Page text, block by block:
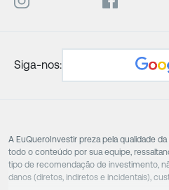
Siga-nos:
A EuQueroInvestir preza pela qualidade
todo o conteúdo por sua equipe,
tipo de recomendação de investimento,
danos (diretos, indiretos e incidentais),